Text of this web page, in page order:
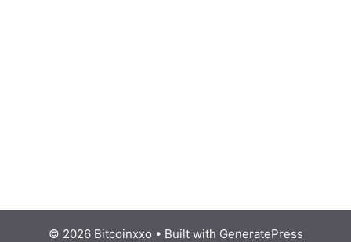
© 2026 Bitcoinxxo • Built with GeneratePress